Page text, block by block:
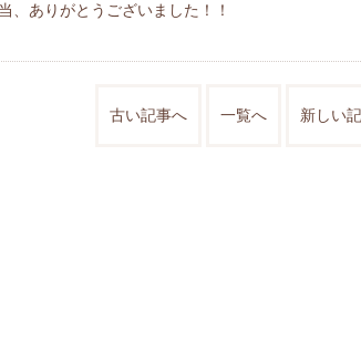
、ありがとうございました！！
古い記事へ 一覧へ 新しい